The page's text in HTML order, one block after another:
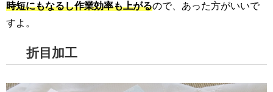
時短にもなるし作業効率も上がるので、あった方がいいで
すよ。
折目加工